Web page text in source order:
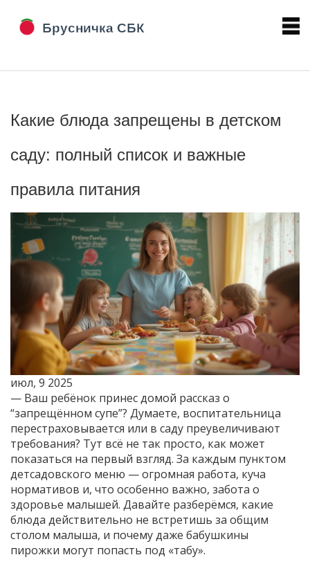
Какие блюда запрещены в детском
саду: полный список и важные
правила питания
июл, 9 2025
— Ваш ребёнок принес домой рассказ о
“запрещённом супе”? Думаете, воспитательница
перестраховывается или в саду преувеличивают
требования? Тут всё не так просто, как может
показаться на первый взгляд. За каждым пунктом
детсадовского меню — огромная работа, куча
нормативов и, что особенно важно, забота о
здоровье малышей. Давайте разберёмся, какие
блюда действительно не встретишь за общим
столом малыша, и почему даже бабушкины
пирожки могут попасть под «табу».